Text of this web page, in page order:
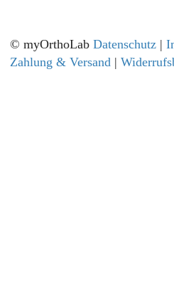
© myOrthoLab Datenschutz |
Zahlung & Versand |